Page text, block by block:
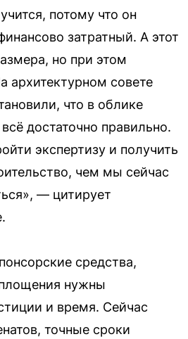
потому что он
затратный. А этот
но при этом
архитектурном совете
что в облике
достаточно правильно.
экспертизу и получить
чем мы сейчас
— цитирует
средства,
нужны
и время. Сейчас
точные сроки